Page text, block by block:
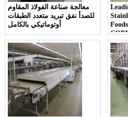
معالجة صناعة الفولاذ المقاوم
للصدأ نفق تبريد متعدد الطبقات
أوتوماتيكي بالكامل